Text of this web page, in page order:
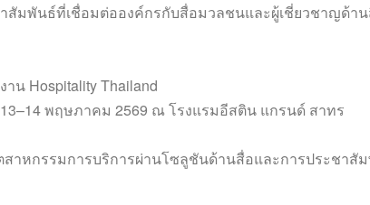
สัมพันธ์ที่เชื่อมต่อองค์กรกับสื่อมวลชนและผู้เชี่ยวชาญด้า
น Hospitality Thailand
พฤษภาคม 2569 ณ โรงแรมอีสติน แกรนด์ สาทร
หกรรมการบริการผ่านโซลูชันด้านสื่อและการประชาสั